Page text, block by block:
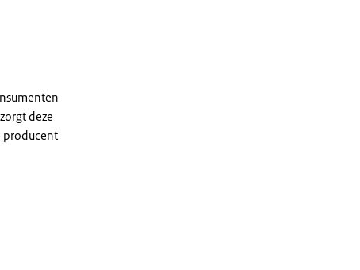
deze
producent